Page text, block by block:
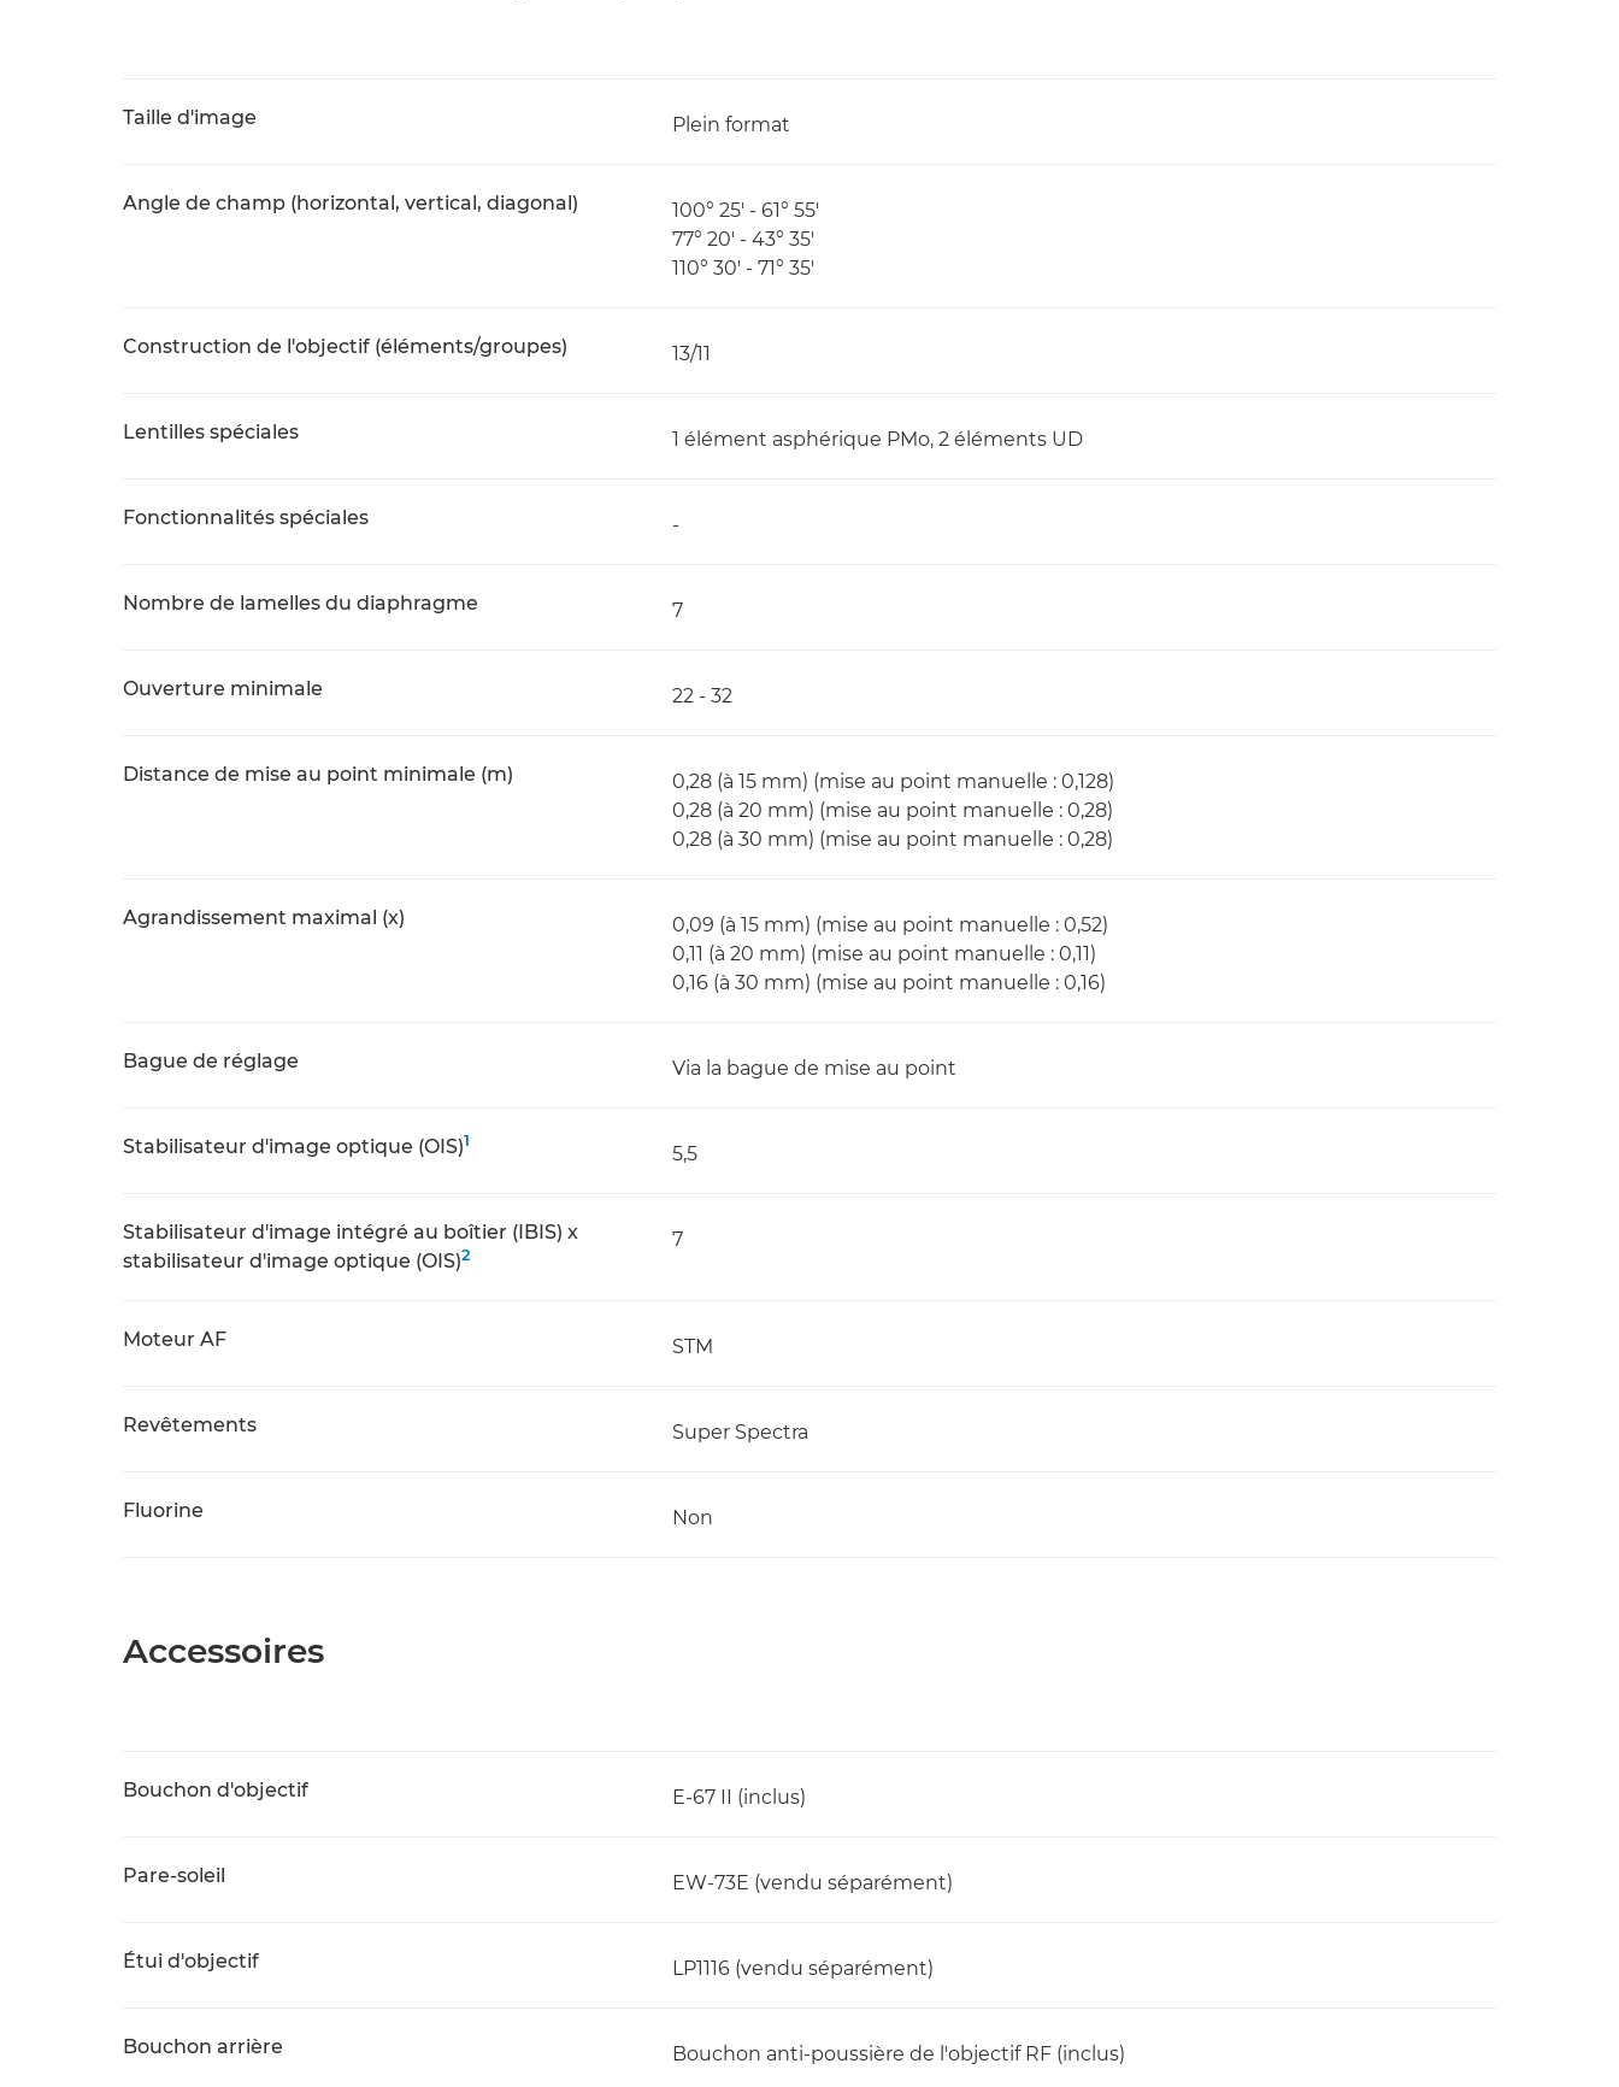
Taille d'image Plein format
Angle de champ (horizontal, vertical, diagonal)
100° 25' - 61° 55'
77° 20' - 43° 35'
110° 30' - 71° 35'
Construction de l'objectif (éléments/groupes) 13/11
Lentilles spéciales 1 élément asphérique PMo, 2 éléments UD
Fonctionnalités spéciales -
Nombre de lamelles du diaphragme 7
Ouverture minimale 22 - 32
Distance de mise au point minimale (m)
0,28 (à 15 mm) (mise au point manuelle : 0,128)
0,28 (à 20 mm) (mise au point manuelle : 0,28)
0,28 (à 30 mm) (mise au point manuelle : 0,28)
Agrandissement maximal (x)
0,09 (à 15 mm) (mise au point manuelle : 0,52)
0,11 (à 20 mm) (mise au point manuelle : 0,11)
0,16 (à 30 mm) (mise au point manuelle : 0,16)
Bague de réglage Via la bague de mise au point
Stabilisateur d'image optique (OIS)1
5,5
Stabilisateur d'image intégré au boîtier (IBIS) x
stabilisateur d'image optique (OIS)2
7
Moteur AF STM
Revêtements Super Spectra
Fluorine Non
Accessoires
Bouchon d'objectif E-67 II (inclus)
Pare-soleil EW-73E (vendu séparément)
Étui d'objectif LP1116 (vendu séparément)
Bouchon arrière Bouchon anti-poussière de l'objectif RF (inclus)